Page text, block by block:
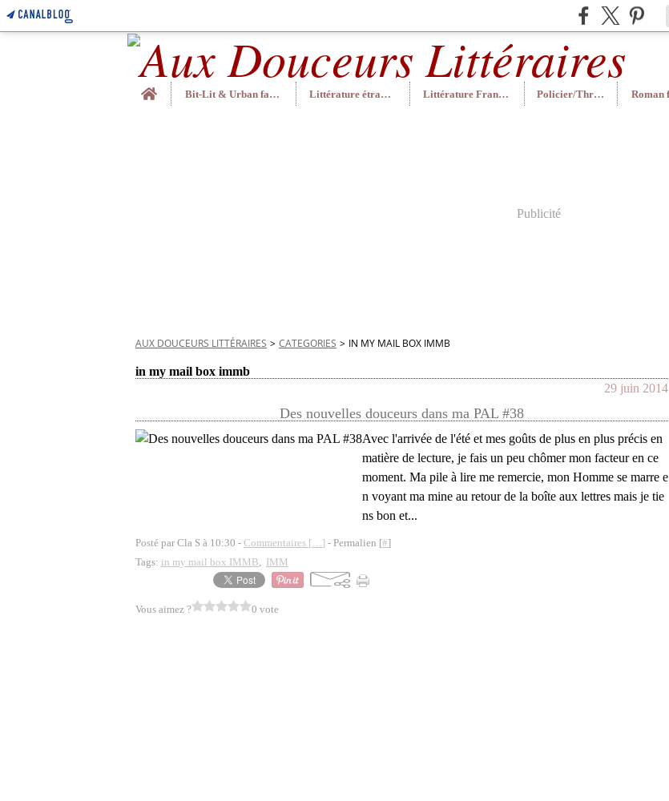
Home
Bit-Lit & Urban fantasy Littérature étrangère Littérature Française Policier/Thriller
Publicité
AUX DOUCEURS LITTÉRAIRES > CATEGORIES > IN MY MAIL BOX IMMB
in my mail box immb
29 juin 2014
Des nouvelles douceurs dans ma PAL #38
Avec l'arrivée de l'été et mes goûts de plus en plus précis en
matière de lecture, je fais un peu chômer mon facteur en ce
moment. Ma pile à lire me remercie, mon Homme se marre e
n voyant ma mine au retour de la boîte aux lettres mais je tie
ns bon et...
Posté par Cla S à 10:30 - Commentaires […] - Permalien [#]
Tags: in my mail box IMMB, IMM
Vous aimez ? 0 vote